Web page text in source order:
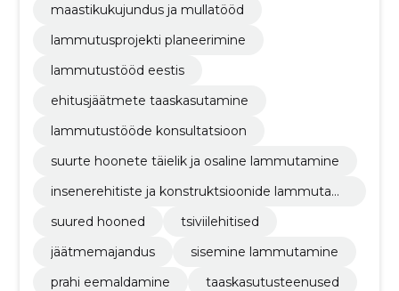
maastikukujundus ja mullatööd
lammutusprojekti planeerimine
lammutustööd eestis
ehitusjäätmete taaskasutamine
lammutustööde konsultatsioon
suurte hoonete täielik ja osaline lammutamine
insenerehitiste ja konstruktsioonide lammutami
suured hooned
tsiviilehitised
jäätmemajandus
sisemine lammutamine
prahi eemaldamine
taaskasutusteenused